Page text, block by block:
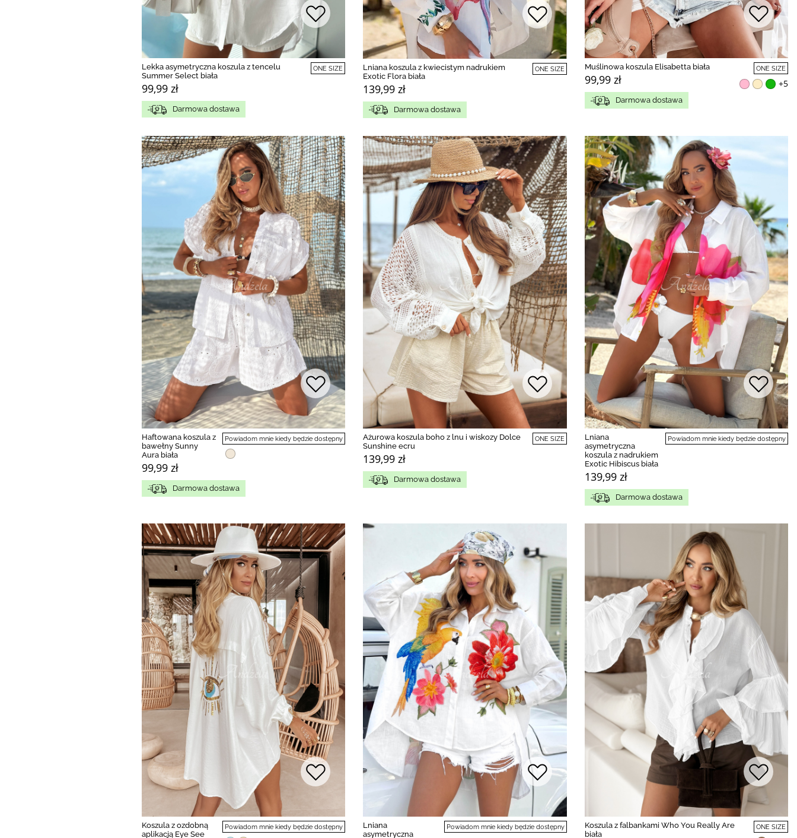
Lekka asymetryczna koszula z tencelu
Summer Select biała
99,99 zł
ONE SIZE
Darmowa dostawa
Lniana koszula z kwiecistym nadrukiem
Exotic Flora biała
139,99 zł
ONE SIZE
Darmowa dostawa
Muślinowa koszula Elisabetta biała
99,99 zł
ONE SIZE
+5
Darmowa dostawa
Haftowana koszula z
bawełny Sunny
Aura biała
99,99 zł
Powiadom mnie kiedy będzie dostępny
Darmowa dostawa
Ażurowa koszula boho z lnu i wiskozy Dolce
Sunshine ecru
139,99 zł
ONE SIZE
Darmowa dostawa
Lniana
asymetryczna
koszula z nadrukiem
Exotic Hibiscus biała
139,99 zł
Powiadom mnie kiedy będzie dostępny
Darmowa dostawa
Koszula z ozdobną
aplikacją Eye See
Powiadom mnie kiedy będzie dostępny
Lniana
asymetryczna
Powiadom mnie kiedy będzie dostępny
Koszula z falbankami Who You Really Are
biała
ONE SIZE